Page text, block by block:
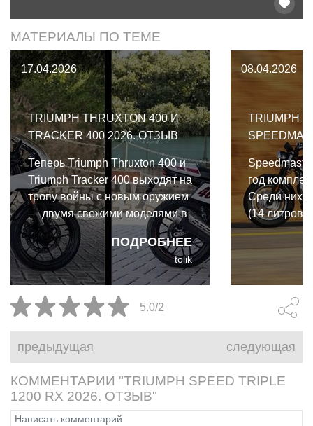
МАТЕРИАЛЫ ПО ТЕМЕ
17.04.2026
TRIUMPH THRUXTON 400 И
TRACKER 400 2026. ОТЗЫВ
ПОДРОБНЕЕ
Теперь Triumph Thruxton 400 и
Triumph Tracker 400 выходят на
тропу войны с новым оружием
— двумя свежими моделями в
линейке 400 куб.см.
tolik
08.04.2026
TRIUMPH
год
Среди них -
(14 литров),
дюймовые
алюминия и,
ABS и
5.0/2
предыдущая следующая
КОММЕНТАРИИ "TRIUMPH SPEED TRIPLE
1200 RX 2026. ОТЗЫВ"